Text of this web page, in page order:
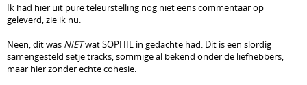
Ik had hier uit pure teleurstelling nog niet eens commentaar op
geleverd, zie ik nu.
Neen, dit was NIETwat SOPHIE in gedachte had. Dit is een slordig
samengesteld setje tracks, sommige al bekend onder de liefhebbers,
maar hier zonder echte cohesie.